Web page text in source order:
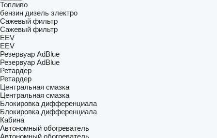
Топливо
бензин дизель электро
Сажевый фильтр
Сажевый фильтр
EEV
EEV
Резервуар AdBlue
Резервуар AdBlue
Ретардер
Ретардер
Центральная смазка
Центральная смазка
Блокировка дифференциала
Блокировка дифференциала
Кабина
Автономный обогреватель
Автономный обогреватель